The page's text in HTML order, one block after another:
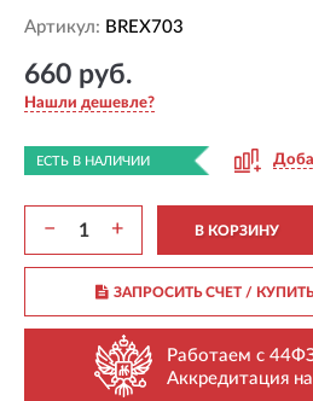
Артикул: BREX703
660 руб.
Нашли дешевле?
ЕСТЬ В НАЛИЧИИ
− + В КОРЗИНУ
ЗАПРОСИТЬ СЧЕТ /
Работаем с
Аккредитация